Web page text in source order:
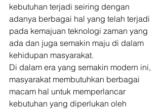
kebutuhan terjadi seiring dengan
adanya berbagai hal yang telah terjadi
pada kemajuan teknologi zaman yang
ada dan juga semakin maju di dalam
kehidupan masyarakat.
Di dalam era yang semakin modern ini,
masyarakat membutuhkan berbagai
macam hal untuk memperlancar
kebutuhan yang diperlukan oleh